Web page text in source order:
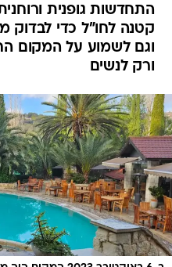
התחדשות גופנית
קטנה לחו"ל כדי לבדוק
וגם לשמוע על המקום
ורק לנשים